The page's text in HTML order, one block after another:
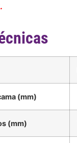
(mm)
(mm)